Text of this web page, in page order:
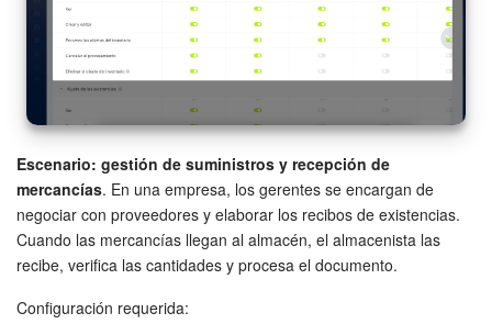
Firma electrónica
Firma electrónica para RR. HH.
Automatización
Flujos de trabajo
Marketing
Escenario: gestión de suministros y recepción de
mercancías. En una empresa, los gerentes se encargan de
negociar con proveedores y elaborar los recibos de existencias.
Cuando las mercancías llegan al almacén, el almacenista las
recibe, verifica las cantidades y procesa el documento.
Configuración requerida: